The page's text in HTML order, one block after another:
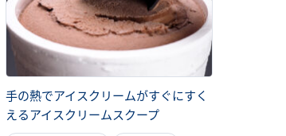
手の熱でアイスクリームがすぐにすく
えるアイスクリームスクープ